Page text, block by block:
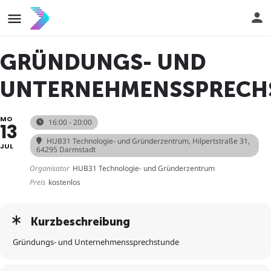
GRÜNDUNGS- UND
MO
13
JUL
16:00 - 20:00
HUB31 Technologie- und Gründerzentrum, Hilpertstraße 31,
64295 Darmstadt
Organisator HUB31 Technologie- und Gründerzentrum
Preis kostenlos
Kurzbeschreibung
Gründungs- und Unternehmenssprechstunde